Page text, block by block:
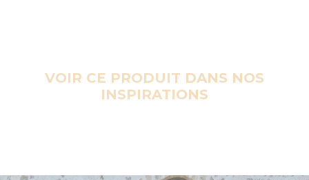
VOIR CE PRODUIT DANS NOS
INSPIRATIONS